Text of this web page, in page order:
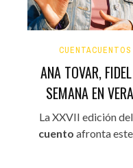
CUENTACUENTOS
ANA TOVAR,
SEMANA EN
La XXVII edición del
cuento afronta